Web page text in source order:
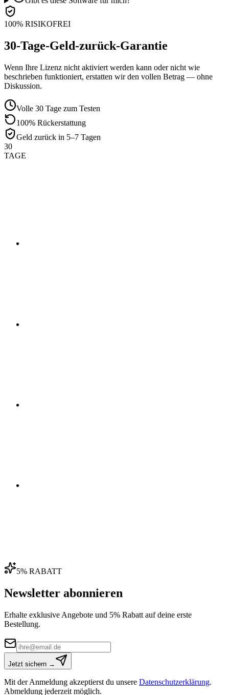
100% RISIKOFREI
30-Tage-Geld-zurück-Garantie
Wenn Ihre Lizenz nicht aktiviert werden kann oder nicht wie
beschrieben funktioniert, erstatten wir den vollen Betrag — ohne
Diskussion.
Volle 30 Tage zum Testen
100% Rückerstattung
Geld zurück in 5–7 Tagen
30
TAGE
5% RABATT
Newsletter abonnieren
Erhalte exklusive Angebote und 5% Rabatt auf deine erste
Bestellung.
Jetzt sichern →
Mit der Anmeldung akzeptierst du unsere Datenschutzerklärung.
Abmeldung jederzeit möglich.